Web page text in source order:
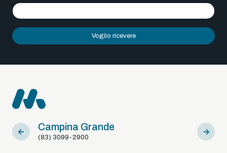
Voglio ricevere
Campina Grande
(83) 3099-2900
Sousa
(83)